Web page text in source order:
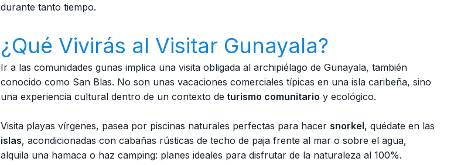
durante tanto tiempo.
¿Qué Vivirás al Visitar Gunayala?
Ir a las comunidades gunas implica una visita obligada al archipiélago de Gunayala, también
conocido como San Blas. No son unas vacaciones comerciales típicas en una isla caribeña, sino
una experiencia cultural dentro de un contexto de turismo comunitario y ecológico.
Visita playas vírgenes, pasea por piscinas naturales perfectas para hacer snorkel, quédate en las
islas, acondicionadas con cabañas rústicas de techo de paja frente al mar o sobre el agua,
alquila una hamaca o haz camping: planes ideales para disfrutar de la naturaleza al 100%.